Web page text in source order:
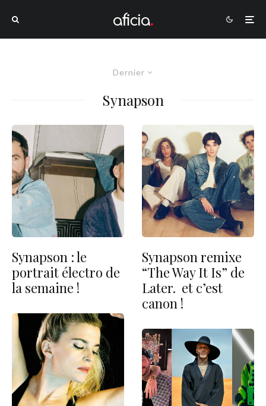
Dernier
Synapson
Synapson : le
portrait électro de
la semaine !
Synapson remixe
“The Way It Is” de
Later. et c’est
canon !